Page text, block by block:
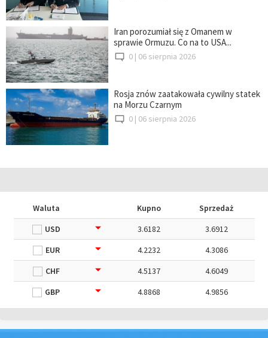
Iran porozumiał się z Omanem w
sprawie Ormuzu. Co na to USA...
0 | 06 sierpnia 2026
Rosja znów zaatakowała cywilny statek
na Morzu Czarnym
0 | 06 sierpnia 2026
Waluta Kupno
Sprzedaż
USD
3.6182
3.6912
EUR
4.2232
4.3086
CHF
4.5137
4.6049
GBP
4.8868 4.9856